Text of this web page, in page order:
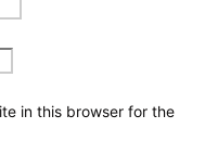
in this browser for the